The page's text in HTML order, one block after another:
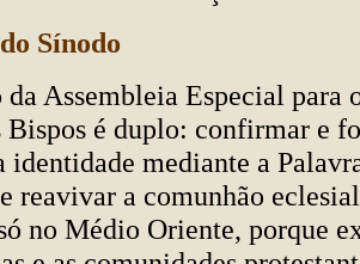
Sínodo
Assembleia Especial para
Bispos é duplo: confirmar e
identidade mediante a
reavivar a comunhão
no Médio Oriente, porque